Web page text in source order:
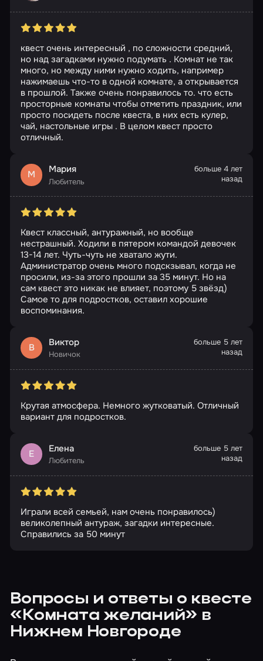
квест очень интересный , по сложности средний,
но над загадками нужно подумать . Комнат не так
много, но между ними нужно ходить, например
нажимаешь что-то в одной комнате, а открывается
в прошлой. Также очень понравилось то. что есть
просторные комнаты чтобы отметить праздник, или
просто посидеть после квеста, в них есть кулер,
чай, настольные игры . В целом квест просто
отличный.
М Мария
Любитель
больше 4 лет
назад
Квест классный, антуражный, но вообще
нестрашный. Ходили в пятером командой девочек
13-14 лет. Чуть-чуть не хватало жути.
Администратор очень много подскзывал, когда не
просили, из-за этого прошли за 35 минут. Но на
сам квест это никак не влияет, поэтому 5 звёзд)
Самое то для подростков, оставил хорошие
воспоминания.
В Виктор
Новичок
больше 5 лет
назад
Крутая атмосфера. Немного жутковатый. Отличный
вариант для подростков.
Е Елена
Любитель
больше 5 лет
назад
Играли всей семьей, нам очень понравилось)
великолепный антураж, загадки интересные.
Справились за 50 минут
Вопросы и ответы о квесте
«Комната желаний» в
Нижнем Новгороде